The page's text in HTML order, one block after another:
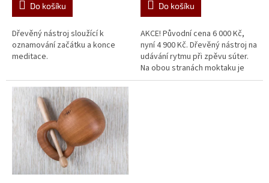
Do košíku
Dřevěný nástroj sloužící k
oznamování začátku a konce
meditace.
Do košíku
AKCE! Původní cena 6 000 Kč,
nyní 4 900 Kč. Dřevěný nástroj na
udávání rytmu při zpěvu súter.
Na obou stranách moktaku je
dekorativní řezba - z každé